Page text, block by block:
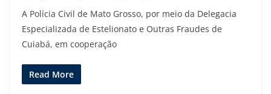
A Polícia Civil de Mato Grosso, por meio da Delegacia
Especializada de Estelionato e Outras Fraudes de
Cuiabá, em cooperação
Read More